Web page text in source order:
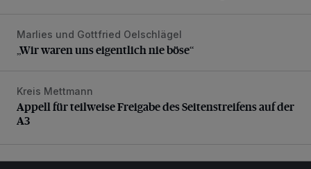
„Wir waren uns eigentlich nie böse“
Marlies und Gottfried Oelschlägel
„Wir waren uns eigentlich nie böse“
Appell für teilweise Freigabe des Seitenstreifens auf der A3
Kreis Mettmann
Appell für teilweise Freigabe des Seitenstreifens auf der
A3